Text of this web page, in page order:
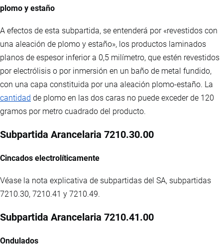
plomo y estaño
A efectos de esta subpartida, se entenderá por «revestidos con
una aleación de plomo y estaño», los productos laminados
planos de espesor inferior a 0,5 milímetro, que estén revestidos
por electrólisis o por inmersión en un baño de metal fundido,
con una capa constituida por una aleación plomo-estaño. La
cantidad de plomo en las dos caras no puede exceder de 120
gramos por metro cuadrado del producto.
Subpartida Arancelaria 7210.30.00
Cincados electrolíticamente
Véase la nota explicativa de subpartidas del SA, subpartidas
7210.30, 7210.41 y 7210.49.
Subpartida Arancelaria 7210.41.00
Ondulados